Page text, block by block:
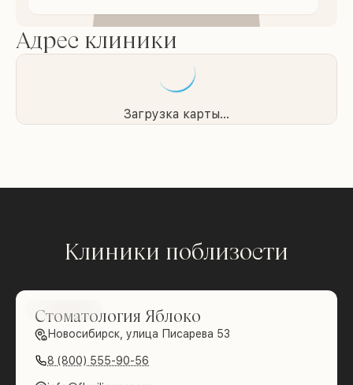
Адрес клиники
Загрузка карты...
Клиники поблизости
Стоматология Яблоко
Новосибирск, улица Писарева 53
8 (800) 555-90-56